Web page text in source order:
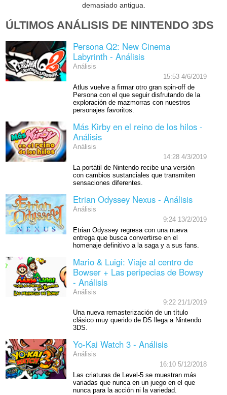
demasiado antigua.
ÚLTIMOS ANÁLISIS DE NINTENDO 3DS
Persona Q2: New Cinema
Labyrinth - Análisis
Análisis
15:53 4/6/2019
Atlus vuelve a firmar otro gran spin-off de
Persona con el que seguir disfrutando de la
exploración de mazmorras con nuestros
personajes favoritos.
Más Kirby en el reino de los hilos -
Análisis
Análisis
14:28 4/3/2019
La portátil de Nintendo recibe una versión
con cambios sustanciales que transmiten
sensaciones diferentes.
Etrian Odyssey Nexus - Análisis
Análisis
9:24 13/2/2019
Etrian Odyssey regresa con una nueva
entrega que busca convertirse en el
homenaje definitivo a la saga y a sus fans.
Mario & Luigi: Viaje al centro de
Bowser + Las peripecias de Bowsy
- Análisis
Análisis
9:22 21/1/2019
Una nueva remasterización de un título
clásico muy querido de DS llega a Nintendo
3DS.
Yo-Kai Watch 3 - Análisis
Análisis
16:10 5/12/2018
Las criaturas de Level-5 se muestran más
variadas que nunca en un juego en el que
nunca para la acción ni la variedad.